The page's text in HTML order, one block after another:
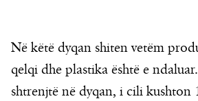
Në këtë dyqan shiten vetëm
qelqi dhe plastika është e
shtrenjtë në dyqan, i cili kushton